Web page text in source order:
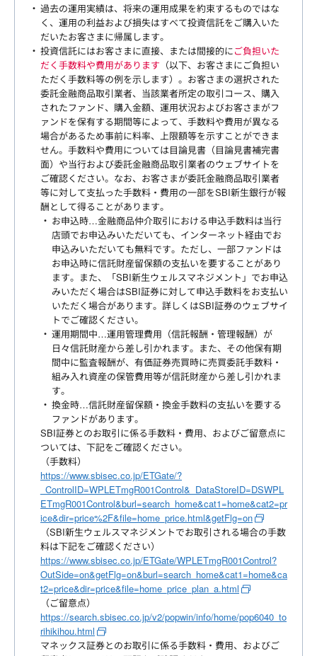
過去の運用実績は、将来の運用成果を約束するものではな
く、運用の利益および損失はすべて投資信託をご購入いた
だいたお客さまに帰属します。
投資信託にはお客さまに直接、または間接的にご負担いた
だく手数料や費用があります （以下、お客さまにご負担い
ただく手数料等の例を示します）。お客さまの選択された
委託金融商品取引業者、当該業者所定の取引コース、購入
されたファンド、購入金額、運用状況およびお客さまがフ
ァンドを保有する期間等によって、手数料や費用が異なる
場合があるため事前に料率、上限額等を示すことができま
せん。手数料や費用については目論見書（目論見書補完書
面）や当行および委託金融商品取引業者のウェブサイトを
ご確認ください。なお、お客さまが委託金融商品取引業者
等に対して支払った手数料・費用の一部をSBI新生銀行が報
酬として得ることがあります。
お申込時…金融商品仲介取引における申込手数料は当行
店頭でお申込みいただいても、インターネット経由でお
申込みいただいても無料です。ただし、一部ファンドは
お申込時に信託財産留保額の支払いを要することがあり
ます。また、「SBI新生ウェルスマネジメント」でお申込
みいただく場合はSBI証券に対して申込手数料をお支払い
いただく場合があります。詳しくはSBI証券のウェブサイ
トでご確認ください。
運用期間中…運用管理費用（信託報酬・管理報酬）が
日々信託財産から差し引かれます。また、その他保有期
間中に監査報酬が、有価証券売買時に売買委託手数料・
組み入れ資産の保管費用等が信託財産から差し引かれま
す。
換金時…信託財産留保額・換金手数料の支払いを要する
ファンドがあります。
SBI証券とのお取引に係る手数料・費用、およびご留意点に
ついては、下記をご確認ください。
（手数料）
https://www.sbisec.co.jp/ETGate/?
_ControlID=WPLETmgR001Control&_DataStoreID=DSWPL
ETmgR001Control&burl=search_home&cat1=home&cat2=pr
ice&dir=price%2F&file=home_price.html&getFlg=on
（SBI新生ウェルスマネジメントでお取引される場合の手数
料は下記をご確認ください）
https://www.sbisec.co.jp/ETGate/WPLETmgR001Control?
OutSide=on&getFlg=on&burl=search_home&cat1=home&ca
t2=price&dir=price&file=home_price_plan_a.html
（ご留意点）
https://search.sbisec.co.jp/v2/popwin/info/home/pop6040_to
rihikihou.html
マネックス証券とのお取引に係る手数料・費用、およびご